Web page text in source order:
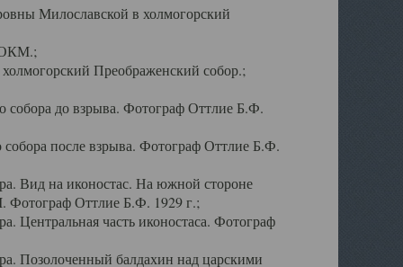
Милославской в холмогорский
Преображенский собор.;
до взрыва. Фотограф Оттлие Б.Ф.
после взрыва. Фотограф Оттлие Б.Ф.
Вид на иконостас. На южной стороне
Фотограф Оттлие Б.Ф. 1929 г.;
часть иконостаса. Фотограф
Позолоченный балдахин над царскими